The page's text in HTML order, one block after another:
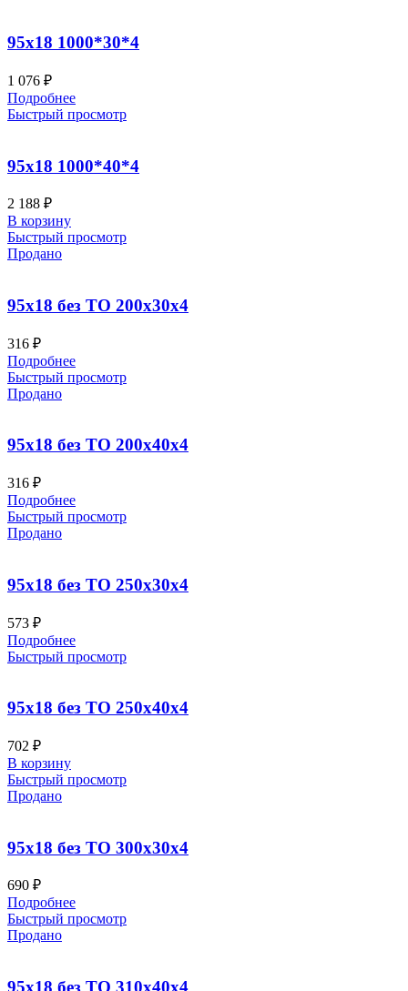
95х18 1000*30*4
1 076 ₽
Подробнее
Быстрый просмотр
95х18 1000*40*4
2 188 ₽
В корзину
Быстрый просмотр
Продано
95х18 без ТО 200x30x4
316 ₽
Подробнее
Быстрый просмотр
Продано
95х18 без ТО 200x40x4
316 ₽
Подробнее
Быстрый просмотр
Продано
95х18 без ТО 250x30x4
573 ₽
Подробнее
Быстрый просмотр
95х18 без ТО 250x40x4
702 ₽
В корзину
Быстрый просмотр
Продано
95х18 без ТО 300x30x4
690 ₽
Подробнее
Быстрый просмотр
Продано
95х18 без ТО 310x40x4